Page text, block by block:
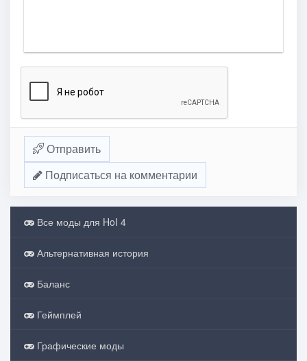
Отправить
Подписаться на комментарии
Все моды для HoI 4
Альтернативная история
Баланс
Геймплей
Графические моды